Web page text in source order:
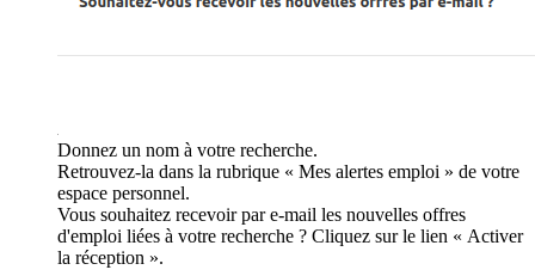
Donnez un nom à votre recherche.
Retrouvez-la dans la rubrique « Mes alertes emploi » de votre
espace personnel.
Vous souhaitez recevoir par e-mail les nouvelles offres
d'emploi liées à votre recherche ? Cliquez sur le lien « Activer
la réception ».